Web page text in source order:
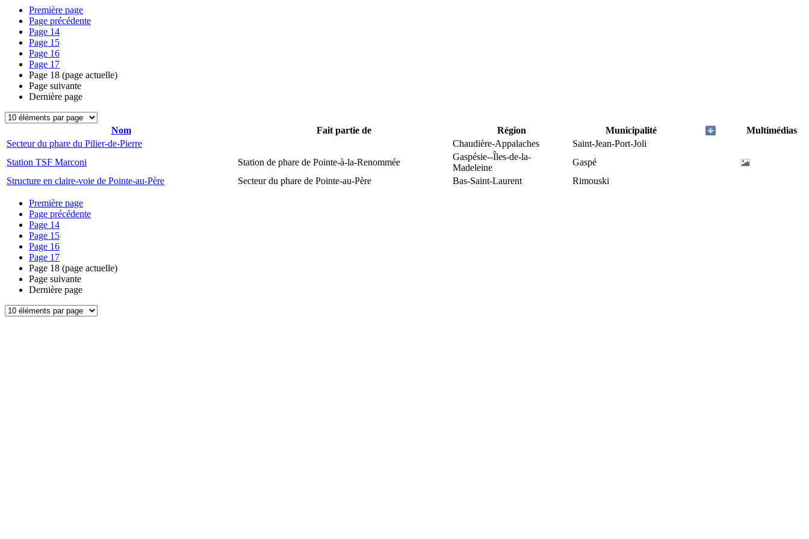
Première page
Page précédente
Page 14
Page 15
Page 16
Page 17
Page 18 (page actuelle)
Page suivante
Dernière page
Nom Fait partie de Région Municipalité
Multimédias
Secteur du phare du Pilier-de-Pierre
Chaudière-Appalaches
Saint-Jean-Port-Joli
Station TSF Marconi
Station de phare de Pointe-à-la-Renommée
Gaspésie--Îles-de-la-
Madeleine
Gaspé
Structure en claire-voie de Pointe-au-Père
Secteur du phare de Pointe-au-Père Bas-Saint-Laurent Rimouski
Première page
Page précédente
Page 14
Page 15
Page 16
Page 17
Page 18 (page actuelle)
Page suivante
Dernière page